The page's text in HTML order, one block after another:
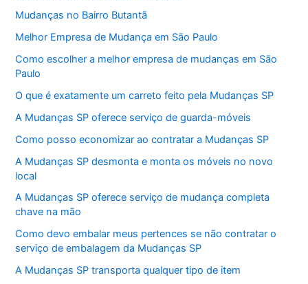
Mudanças no Bairro Butantã
Melhor Empresa de Mudança em São Paulo
Como escolher a melhor empresa de mudanças em São
Paulo
O que é exatamente um carreto feito pela Mudanças SP
A Mudanças SP oferece serviço de guarda-móveis
Como posso economizar ao contratar a Mudanças SP
A Mudanças SP desmonta e monta os móveis no novo
local
A Mudanças SP oferece serviço de mudança completa
chave na mão
Como devo embalar meus pertences se não contratar o
serviço de embalagem da Mudanças SP
A Mudanças SP transporta qualquer tipo de item